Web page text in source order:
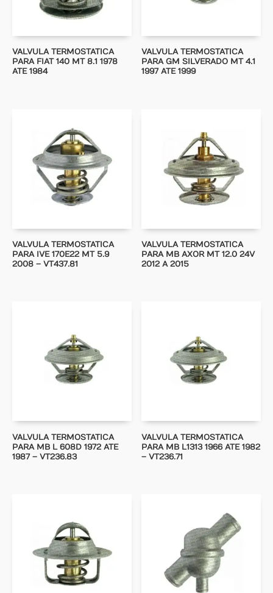
VALVULA TERMOSTATICA
PARA FIAT 140 MT 8.1 1978
ATE 1984
VALVULA TERMOSTATICA
PARA GM SILVERADO MT 4.1
1997 ATE 1999
VALVULA TERMOSTATICA
PARA IVE 170E22 MT 5.9
2008 – VT437.81
VALVULA TERMOSTATICA
PARA MB AXOR MT 12.0 24V
2012 A 2015
VALVULA TERMOSTATICA
PARA MB L 608D 1972 ATE
1987 – VT236.83
VALVULA TERMOSTATICA
PARA MB L1313 1966 ATE 1982
– VT236.71